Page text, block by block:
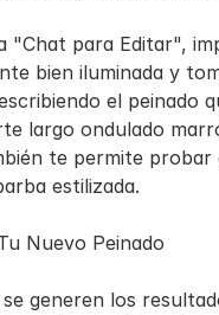
"Chat para Editar",
bien iluminada y
el peinado
largo ondulado
te permite
estilizada.
Nuevo Peinado
generen los